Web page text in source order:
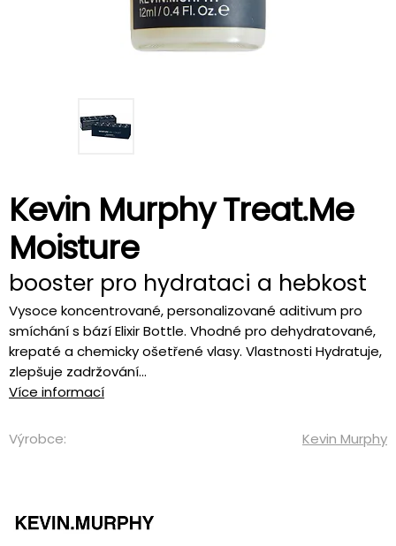
Kevin Murphy Treat.Me
Moisture
booster pro hydrataci a hebkost
Vysoce koncentrované, personalizované aditivum pro
smíchání s bází Elixir Bottle. Vhodné pro dehydratované,
krepaté a chemicky ošetřené vlasy. Vlastnosti Hydratuje,
zlepšuje zadržování...
Více informací
Výrobce: Kevin Murphy